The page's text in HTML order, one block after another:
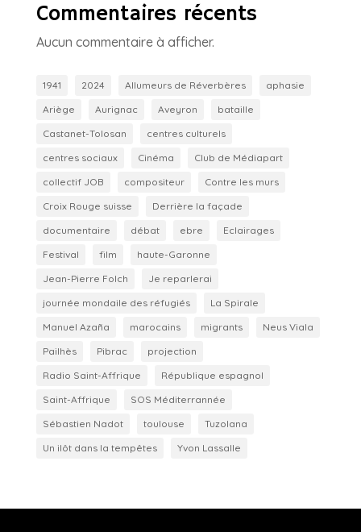
Commentaires récents
Aucun commentaire à afficher.
1941 2024 Allumeurs de Réverbères
aphasie
Ariège
Aurignac Aveyron
bataille
Castanet-Tolosan
centres culturels
centres sociaux
Cinéma
Club de Médiapart
collectif JOB
compositeur
Contre les murs
Croix Rouge suisse
Derrière la façade
documentaire
débat ebre
Eclairages
Festival
film
haute-Garonne
Jean-Pierre Folch
Je reparlerai
journée mondaile des réfugiés
La Spirale
Manuel Azaña
marocains migrants
Neus Viala
Pailhès
Pibrac
projection
Radio Saint-Affrique
République espagnol
Saint-Affrique
SOS Méditerrannée
Sébastien Nadot
toulouse
Tuzolana
Un ilôt dans la tempêtes
Yvon Lassalle